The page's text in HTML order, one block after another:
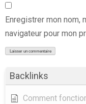
Backlinks
Comment
Enregistrer mon nom,
navigateur pour mon